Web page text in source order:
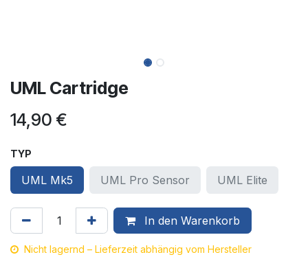
UML Cartridge
14,90 €
TYP
UML Mk5 UML Pro Sensor UML Elite
In den Warenkorb
Nicht lagernd – Lieferzeit abhängig vom Hersteller